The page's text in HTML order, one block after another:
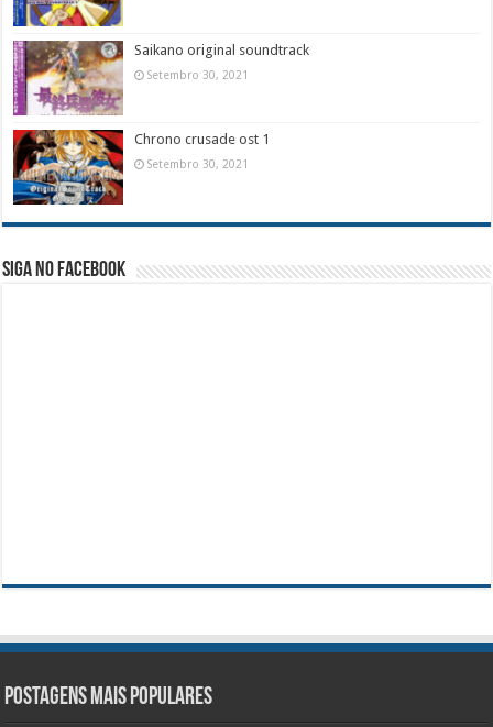
Saikano original soundtrack
Setembro 30, 2021
Chrono crusade ost 1
Setembro 30, 2021
Siga no facebook
Postagens mais populares